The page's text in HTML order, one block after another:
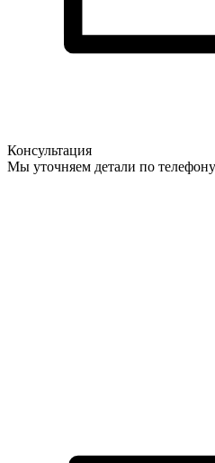
Консультация
Мы уточняем детали по